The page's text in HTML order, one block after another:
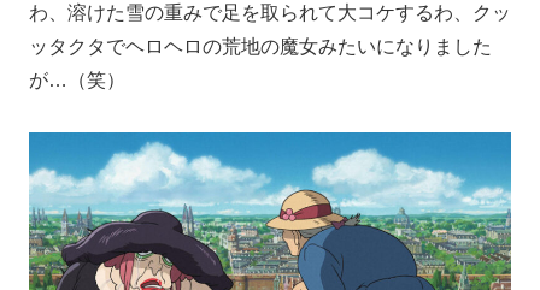
わ、溶けた雪の重みで足を取られて大コケするわ、クッ
ッタクタでヘロヘロの荒地の魔女みたいになりました
が…（笑）